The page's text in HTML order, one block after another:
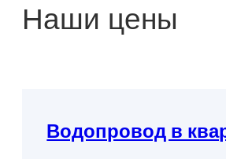
Наши цены
Водопровод в